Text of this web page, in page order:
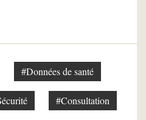
#Données de santé
#Consultation